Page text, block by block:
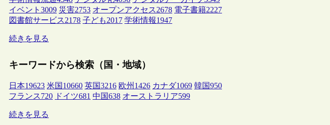
イベント 3009 災害2753 オープンアクセス2678 電子書籍2227
図書館サービス2178 子ども2017 学術情報1947
続きを見る
キーワードから検索（国・地域）
日本19623 米国 10660 英国3216 欧州 1426 カナダ1069 韓国950
フランス720 ドイツ681 中国638 オーストラリア599
続きを見る